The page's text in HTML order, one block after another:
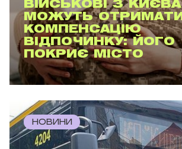
ВІЙСЬКОВІ З КИЄВА
МОЖУТЬ ОТРИМАТИ
КОМПЕНСАЦІЮ
ВІДПОЧИНКУ: ЙОГО
ПОКРИЄ МІСТО
НОВИНИ